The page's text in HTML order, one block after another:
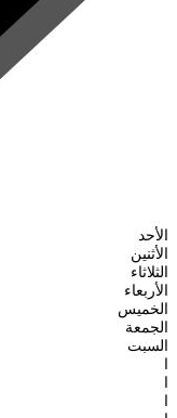
الأحد
الأثنين
الثلاثاء
الأربعاء
الخميس
الجمعة
السبت